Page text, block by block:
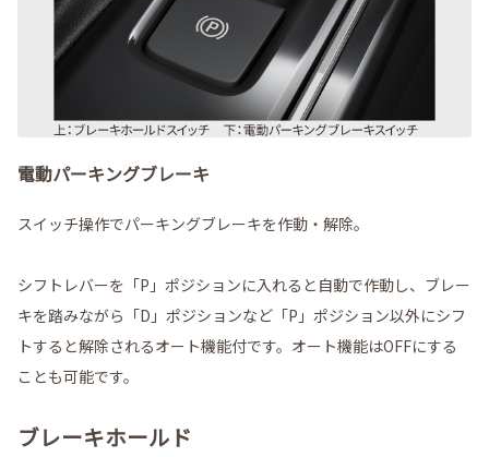
電動パーキングブレーキ
スイッチ操作でパーキングブレーキを作動・解除。
シフトレバーを「P」ポジションに入れると自動で作動し、ブレー
キを踏みながら「D」ポジションなど「P」ポジション以外にシフ
トすると解除されるオート機能付です。オート機能はOFFにする
ことも可能です。
ブレーキホールド